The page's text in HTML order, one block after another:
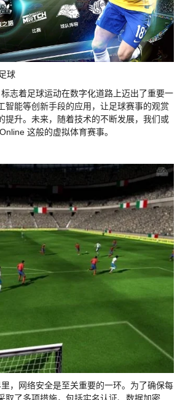
球
志着足球运动在数字化道路上迈出了重要一
智能等创新手段的应用，让足球赛事的观赏
提升。未来，随着技术的不断发展，我们或
这般的虚拟体育赛事。
，网络安全是至关重要的一环。为了确保每